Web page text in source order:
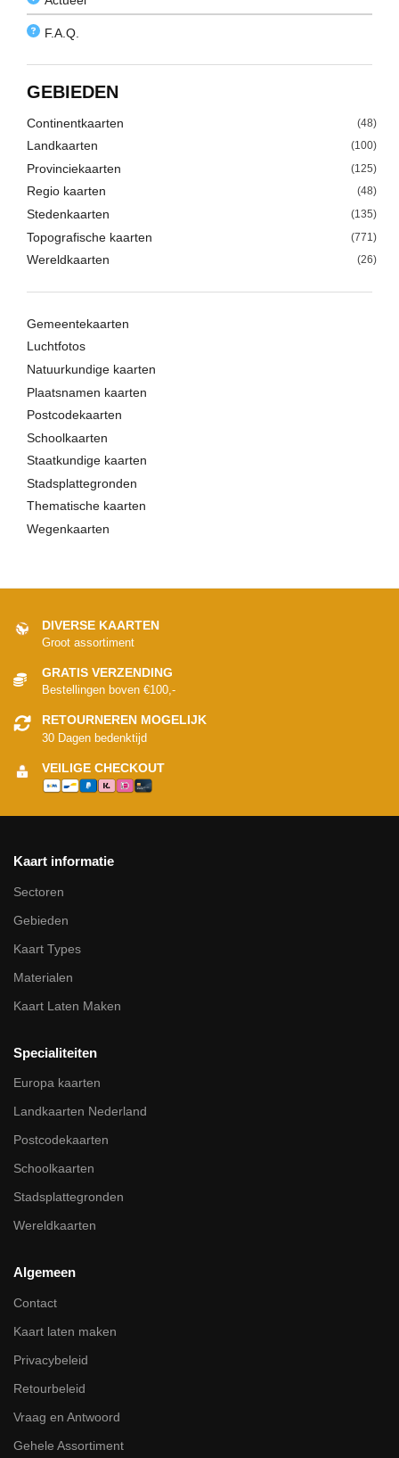
F.A.Q.
GEBIEDEN
Continentkaarten (48)
Landkaarten (100)
Provinciekaarten (125)
Regio kaarten (48)
Stedenkaarten (135)
Topografische kaarten (771)
Wereldkaarten (26)
Gemeentekaarten
Luchtfotos
Natuurkundige kaarten
Plaatsnamen kaarten
Postcodekaarten
Schoolkaarten
Staatkundige kaarten
Stadsplattegronden
Thematische kaarten
Wegenkaarten
DIVERSE KAARTEN
Groot assortiment
GRATIS VERZENDING
Bestellingen boven €100,-
RETOURNEREN MOGELIJK
30 Dagen bedenktijd
VEILIGE CHECKOUT
Kaart informatie
Sectoren
Gebieden
Kaart Types
Materialen
Kaart Laten Maken
Specialiteiten
Europa kaarten
Landkaarten Nederland
Postcodekaarten
Schoolkaarten
Stadsplattegronden
Wereldkaarten
Algemeen
Contact
Kaart laten maken
Privacybeleid
Retourbeleid
Vraag en Antwoord
Gehele Assortiment